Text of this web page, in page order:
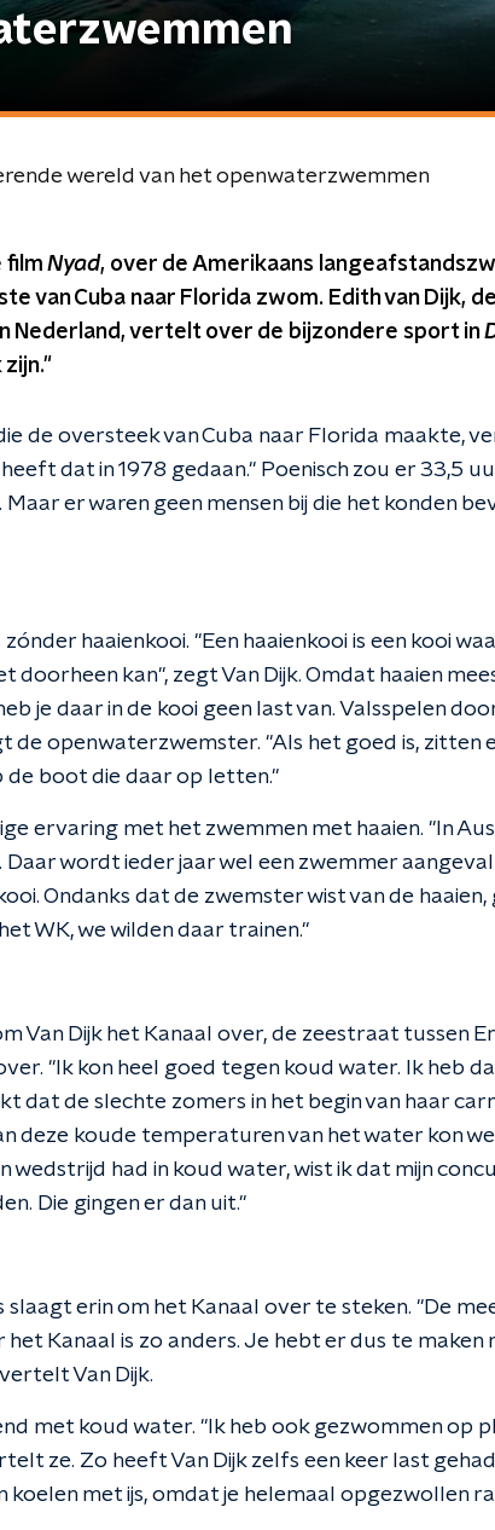
wereld van het openwaterzwemmen
film Nyad, over de Amerikaans
van Cuba naar Florida zwom. Edith van Dijk,
Nederland, vertelt over de bijzondere sport in
de oversteek van Cuba naar Florida maakte,
heeft dat in 1978 gedaan." Poenisch zou er 33,5
Maar er waren geen mensen bij die het konden
haaienkooi. "Een haaienkooi is een kooi
doorheen kan", zegt Van Dijk. Omdat haaien
je daar in de kooi geen last van. Valsspelen
de openwaterzwemster. "Als het goed is, zitten
boot die daar op letten."
ervaring met het zwemmen met haaien. "In
Daar wordt ieder jaar wel een zwemmer
Ondanks dat de zwemster wist van de
WK, we wilden daar trainen."
Van Dijk het Kanaal over, de zeestraat tussen
"Ik kon heel goed tegen koud water. Ik heb
dat de slechte zomers in het begin van haar
deze koude temperaturen van het water kon
wedstrijd had in koud water, wist ik dat mijn
Die gingen er dan uit."
slaagt erin om het Kanaal over te steken. "De
het Kanaal is zo anders. Je hebt er dus te
Van Dijk.
met koud water. "Ik heb ook gezwommen op
ze. Zo heeft Van Dijk zelfs een keer last
koelen met ijs, omdat je helemaal opgezwollen